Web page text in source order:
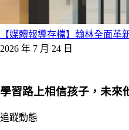
【媒體報導存檔】翰林全面
2026 年 7 月 24 日
學習路上相信孩子，未來
追蹤動態